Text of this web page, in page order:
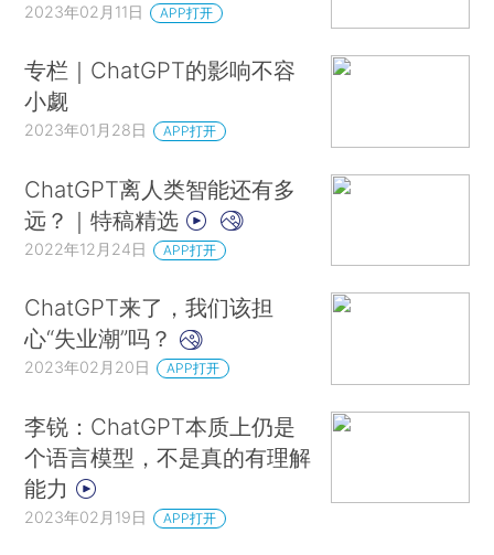
2023年02月11日 APP打开
专栏｜ChatGPT的影响不容
小觑
2023年01月28日 APP打开
ChatGPT离人类智能还有多
远？｜特稿精选
2022年12月24日 APP打开
ChatGPT来了，我们该担
心“失业潮”吗？
2023年02月20日 APP打开
李锐：ChatGPT本质上仍是
个语言模型，不是真的有理解
能力
2023年02月19日 APP打开